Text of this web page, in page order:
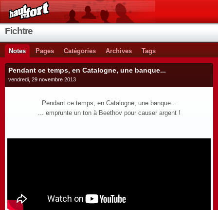
Fichtre
Notes Pages Catégories Archives Tags
Pendant ce temps, en Catalogne, une banque...
vendredi, 29 novembre 2013
Pendant ce temps, en Catalogne, une banque...
... emprunte un ton à Beethov pour causer argent !